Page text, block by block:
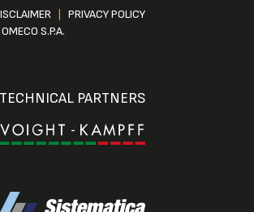
PRIVACY POLICY
S.P.A.
TECHNICAL PARTNERS